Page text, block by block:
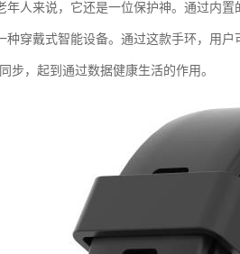
年人来说，它还是一位保护神。通过内
种穿戴式智能设备。通过这款手环，用
步，起到通过数据健康生活的作用。